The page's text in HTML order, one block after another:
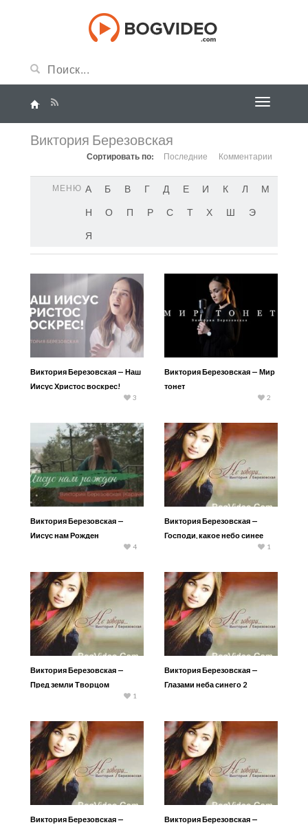
Виктория Березовская
Сортировать по: Последние Комментарии
МЕНЮ А Б В Г Д Е И К Л
М
Н
О П Р С Т Х Ш
Э
Я
Виктория Березовская — Наш
Иисус Христос воскрес!
3
Виктория Березовская — Мир
тонет
2
Виктория Березовская —
Иисус нам Рожден
4
Виктория Березовская —
Господи, какое небо синее
1
Виктория Березовская —
Пред земли Творцом
1
Виктория Березовская —
Глазами неба синего 2
Виктория Березовская —
Виктория Березовская —